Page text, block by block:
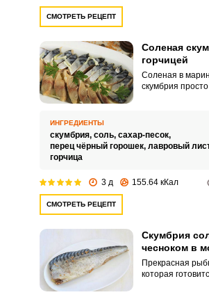
СМОТРЕТЬ РЕЦЕПТ
Соленая
горчицей
Соленая в
скумбрия
бутерброды и
праздничного
ИНГРЕДИЕНТЫ
скумбрия, соль, сахар-песок,
перец чёрный горошек, лавровый
горчица
3 д 155.64 кКал
СМОТРЕТЬ РЕЦЕПТ
Скумбрия
чесноком в
Прекрасная
которая